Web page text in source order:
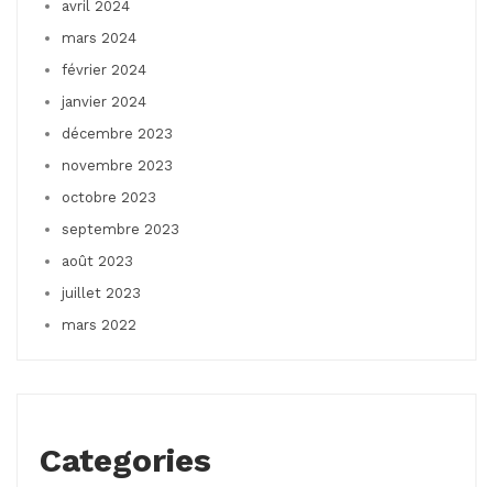
avril 2024
mars 2024
février 2024
janvier 2024
décembre 2023
novembre 2023
octobre 2023
septembre 2023
août 2023
juillet 2023
mars 2022
Categories